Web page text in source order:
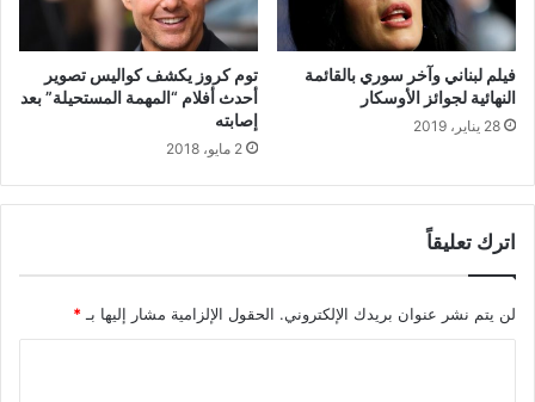
فيلم لبناني وآخر سوري بالقائمة
النهائية لجوائز الأوسكار
28 يناير، 2019
توم كروز يكشف كواليس تصوير
أحدث أفلام “المهمة المستحيلة” بعد
إصابته
2 مايو، 2018
اترك تعليقاً
لن يتم نشر عنوان بريدك الإلكتروني. الحقول الإلزامية مشار إليها بـ*